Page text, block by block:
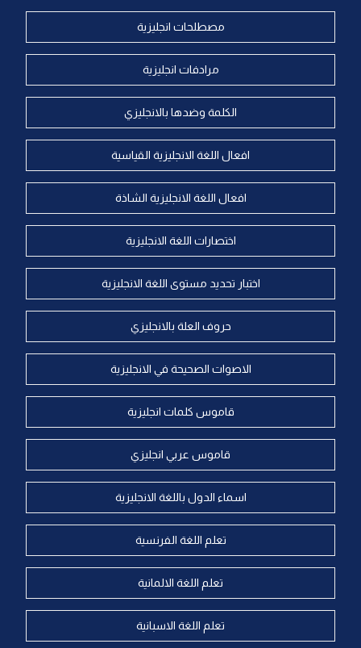
مصطلحات انجليزية
مرادفات انجليزية
الكلمة وضدها بالانجليزي
افعال اللغة الانجليزية القياسية
افعال اللغة الانجليزية الشاذة
اختصارات اللغة الانجليزية
اختبار تحديد مستوى اللغة الانجليزية
حروف العلة بالانجليزي
الاصوات الصحيحة في الانجليزية
قاموس كلمات انجليزية
قاموس عربي انجليزي
اسماء الدول باللغة الانجليزية
تعلم اللغة الفرنسية
تعلم اللغة الالمانية
تعلم اللغة الاسبانية